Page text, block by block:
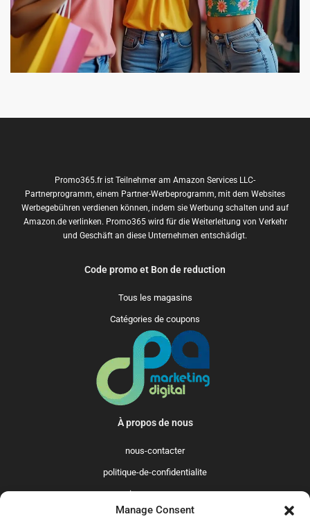
Manage Consent
Promo365.fr ist Teilnehmer am Amazon Services LLC-
Partnerprogramm, einem Partner-Werbeprogramm, mit dem Websites
Werbegebühren verdienen können, indem sie Werbung schalten und auf
Amazon.de verlinken. Promo365 wird für die Weiterleitung von Verkehr
und Geschäft an diese Unternehmen entschädigt.
Code promo et Bon de reduction
Tous les magasins
Catégories de coupons
À propos de nous
nous-contacter
politique-de-confidentialite
qui-sommes-nous